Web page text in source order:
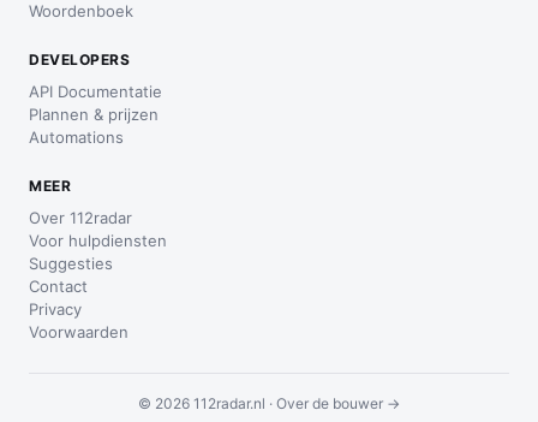
Woordenboek
DEVELOPERS
API Documentatie
Plannen & prijzen
Automations
MEER
Over 112radar
Voor hulpdiensten
Suggesties
Contact
Privacy
Voorwaarden
© 2026 112radar.nl · Over de bouwer →